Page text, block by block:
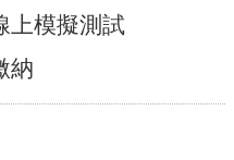
上模擬測試
納